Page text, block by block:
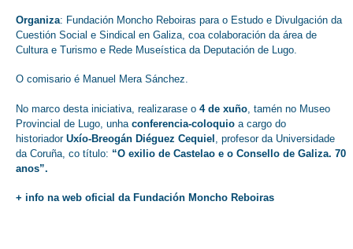
Organiza: Fundación Moncho Reboiras para o Estudo e Divulgación da
Cuestión Social e Sindical en Galiza, coa colaboración da área de
Cultura e Turismo e Rede Museística da Deputación de Lugo.
O comisario é Manuel Mera Sánchez.
No marco desta iniciativa, realizarase o4 de xuño , tamén no Museo
Provincial de Lugo, unhaconferencia-coloquio a cargo do
historiadorUxío-Breogán Diéguez Cequiel
, profesor da Universidade
da Coruña, co título: “O exilio de Castelao e o Consello de Galiza. 70
anos”.
+ info na web oficial da Fundación Moncho Reboiras